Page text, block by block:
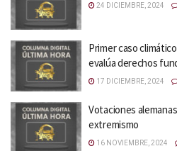
24 DICIEMBRE, 2024
Primer caso
evalúa derechos
17 DICIEMBRE, 2024
Votaciones
extremismo
16 NOVIEMBRE, 2024